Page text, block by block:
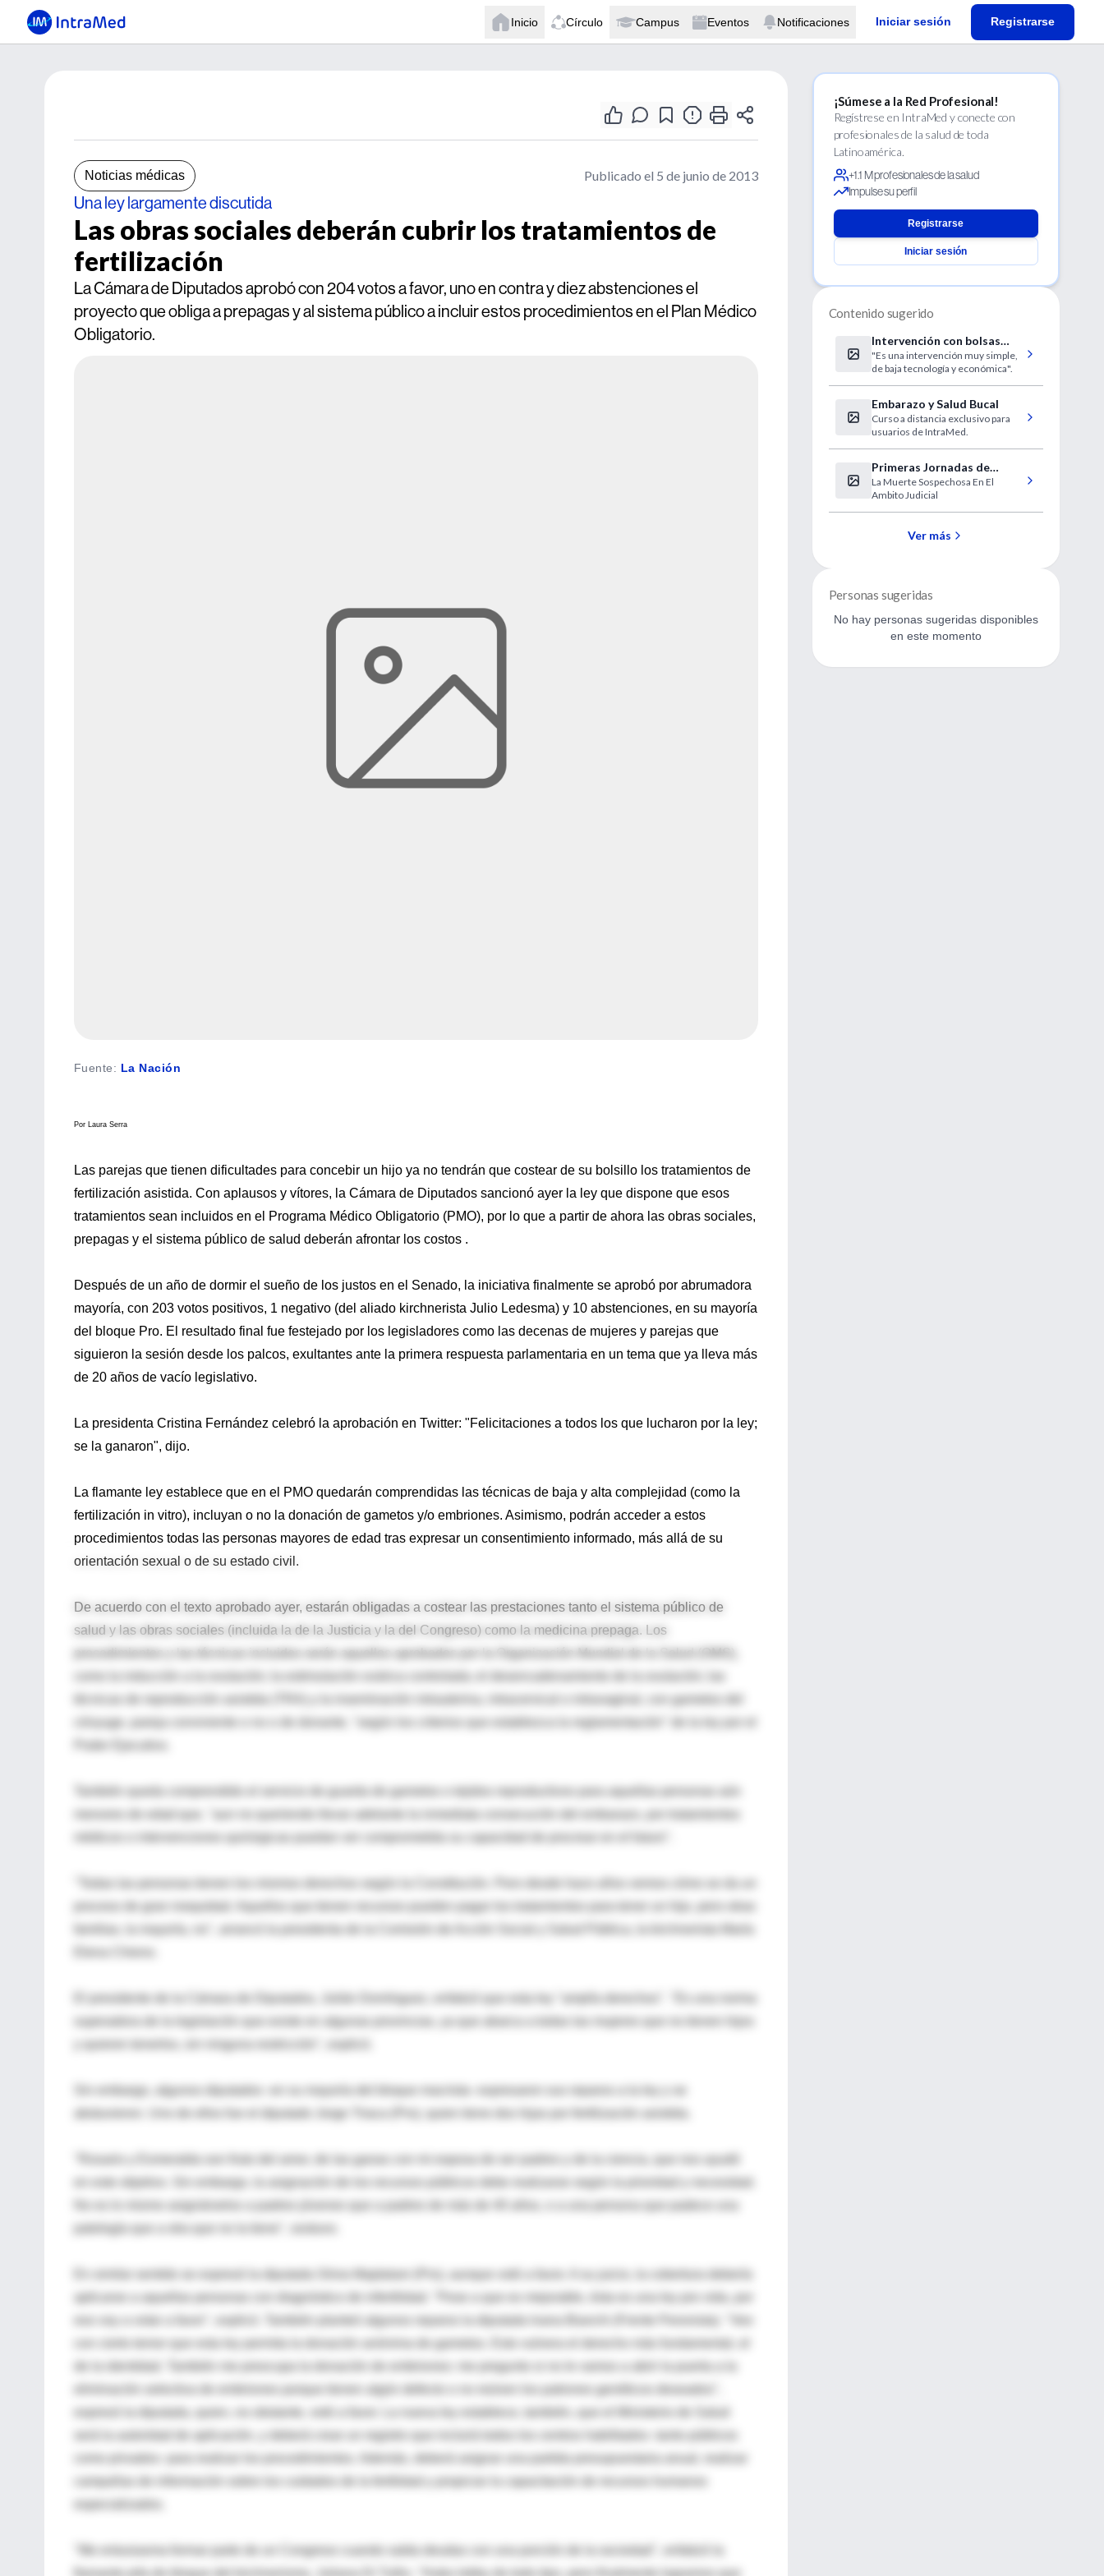
Inicio Círculo Campus Eventos Notificaciones Iniciar sesión Registrarse
Noticias médicas Publicado el 5 de junio de 2013
Una ley largamente discutida
Las obras sociales deberán cubrir los tratamientos de
fertilización
La Cámara de Diputados aprobó con 204 votos a favor, uno en contra y diez abstenciones el
proyecto que obliga a prepagas y al sistema público a incluir estos procedimientos en el Plan Médico
Obligatorio.
Fuente: La Nación
Por Laura Serra
Las parejas que tienen dificultades para concebir un hijo ya no tendrán que costear de su bolsillo los tratamientos de
fertilización asistida. Con aplausos y vítores, la Cámara de Diputados sancionó ayer la ley que dispone que esos
tratamientos sean incluidos en el Programa Médico Obligatorio (PMO), por lo que a partir de ahora las obras sociales,
prepagas y el sistema público de salud deberán afrontar los costos .
Después de un año de dormir el sueño de los justos en el Senado, la iniciativa finalmente se aprobó por abrumadora
mayoría, con 203 votos positivos, 1 negativo (del aliado kirchnerista Julio Ledesma) y 10 abstenciones, en su mayoría
del bloque Pro. El resultado final fue festejado por los legisladores como las decenas de mujeres y parejas que
siguieron la sesión desde los palcos, exultantes ante la primera respuesta parlamentaria en un tema que ya lleva más
de 20 años de vacío legislativo.
La presidenta Cristina Fernández celebró la aprobación en Twitter: "Felicitaciones a todos los que lucharon por la ley;
se la ganaron", dijo.
La flamante ley establece que en el PMO quedarán comprendidas las técnicas de baja y alta complejidad (como la
fertilización in vitro), incluyan o no la donación de gametos y/o embriones. Asimismo, podrán acceder a estos
procedimientos todas las personas mayores de edad tras expresar un consentimiento informado, más allá de su
orientación sexual o de su estado civil.
De acuerdo con el texto aprobado ayer, estarán obligadas a costear las prestaciones tanto el sistema público de
salud y las obras sociales (incluida la de la Justicia y la del Congreso) como la medicina prepaga. Los
procedimientos y las técnicas incluidos serán aquellos aprobados por la Organización Mundial de la Salud (OMS),
técnicas de reproducción asistida (TRA) y la inseminación intrauterina, intracervical o intravaginal, con gametos del
cónyuge, pareja conviviente o no o de donante, "según los criterios que establezca la reglamentación" de la ley por el
También queda comprendido el servicio de guarda de gametos o tejidos reproductivos para aquellas personas aún
médicos o intervenciones quirúrgicas puedan ver comprometida su capacidad de procrear en el futuro".
"Todas las personas tienen los mismos derechos según la Constitución. Pero desde hace años vemos cómo se da un
proceso de gran inequidad. Aquellos que tienen recursos pueden pagar los tratamientos para tener un hijo, pero otras
familias, la mayoría, no", arrancó la presidenta de la Comisión de Acción Social y Salud Pública, la kirchnerista María
El presidente de la Cámara de Diputados, Julián Domínguez, enfatizó que esta ley "amplía derechos". "Es una norma
superadora de la legislación que existe en algunas provincias, ya que abarca a todas las mujeres que no tienen hijos
y quieren tenerlos, sin ninguna restricción", explicó.
Sin embargo, algunos diputados -en su mayoría del bloque macrista- expresaron sus reparos a la ley y se
abstuvieron. Uno de ellos fue el diputado Jorge Triaca (Pro), quien tiene dos hijas por fertilización asistida.
"Rosario y Esmeralda son fruto del amor, de las ganas con mi esposa de ser padres y de la ciencia, que nos ayudó
en este objetivo. Sin embargo, la asignación de los recursos públicos debe realizarse según la prioridad y necesidad.
No es lo mismo asignárselos a padres jóvenes que a padres de más de 40 años, o a una persona que padece una
patología que a otra que no la tiene", sostuvo.
En similar sentido se expresó la diputada Silvia Majdalani (Pro), aunque votó a favor. A su juicio, la cobertura debería
aplicarse a aquellas personas con diagnóstico de infertilidad. "Pese a que es mejorable, ésta es una ley pro vida, por
eso voy a votar a favor", explicó. También planteó algunos reparos la diputada Ivana Bianchi (Frente Peronista). "Veo
con cierto temor que esta ley permita la donación anónima de gametos. Esto vulnera el derecho más fundamental, el
de la identidad. También me preocupa la donación de embriones: me pregunto si no le vamos a abrir la puerta a la
eliminación selectiva de embriones porque tienen algún defecto o no reúnen los patrones genéticos deseados",
será la autoridad de aplicación, y deberá crear un registro que incluirá todos los centros habilitados -tanto públicos
como privados- para realizar los procedimientos. Además, deberá asignar una partida presupuestaria anual, realizar
campañas de información sobre los cuidados de la fertilidad y propiciar la capacitación de recursos humanos
"Me entusiasma formar parte de un Congreso cuando salda deudas con una porción de la sociedad", enfatizó la
flamante jefa de bloque del kirchnerismo, Juliana Di Tullio. "Hubo lobby de todo tipo, pero finalmente logramos que
¡Súmese a la Red Profesional!
Regístrese en IntraMed y conecte con
profesionales de la salud de toda
Latinoamérica.
+1.1 M profesionales de la salud
Impulse su perfil
Registrarse
Iniciar sesión
Contenido sugerido
Intervención con bolsas
plásticas previene la
hipotermia
"Es una intervención muy simple,
de baja tecnología y económica".
Embarazo y Salud Bucal
Curso a distancia exclusivo para
usuarios de IntraMed.
Primeras Jornadas de
Patología Forense
La Muerte Sospechosa En El
Ambito Judicial
Ver más
Personas sugeridas
No hay personas sugeridas disponibles
en este momento